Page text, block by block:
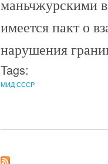
маньчжурскими
имеется пакт о
нарушения
Tags:
МИД СССР